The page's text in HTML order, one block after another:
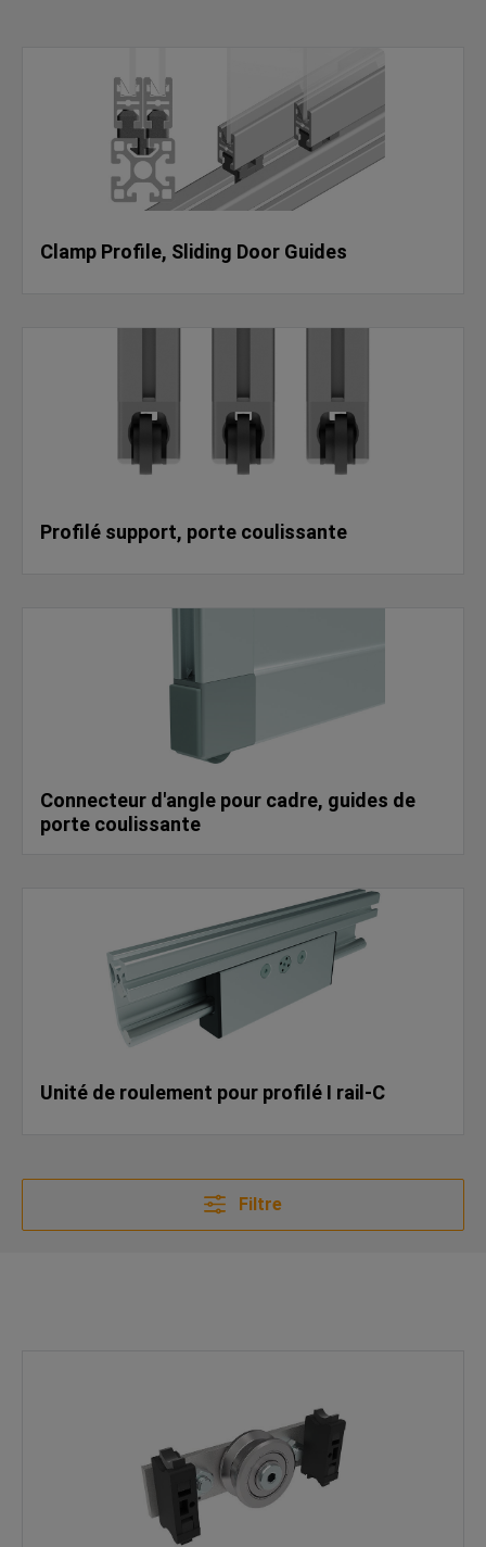
Clamp Profile, Sliding Door Guides
Profilé support, porte coulissante
Connecteur d'angle pour cadre, guides de
porte coulissante
Unité de roulement pour profilé I rail-C
Filtre